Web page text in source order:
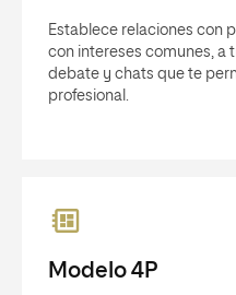
Establece relaciones con
con intereses comunes, a
debate y chats que te
profesional.
Modelo 4P